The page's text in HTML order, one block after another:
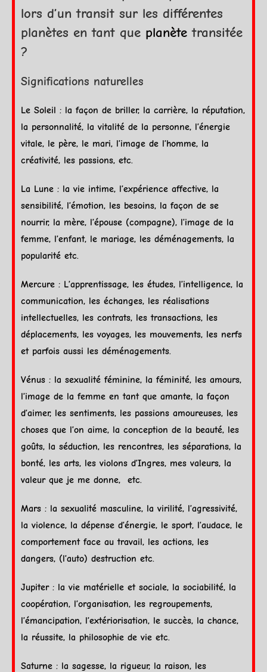
lors d’un transit sur les différentes
planètes en tant que planète transitée
?
Significations naturelles
Le Soleil : la façon de briller, la carrière, la réputation,
la personnalité, la vitalité de la personne, l’énergie
vitale, le père, le mari, l’image de l’homme, la
créativité, les passions, etc.
La Lune : la vie intime, l’expérience affective, la
sensibilité, l’émotion, les besoins, la façon de se
nourrir, la mère, l’épouse (compagne), l’image de la
femme, l’enfant, le mariage, les déménagements, la
popularité etc.
Mercure : L’apprentissage, les études, l’intelligence, la
communication, les échanges, les réalisations
intellectuelles, les contrats, les transactions, les
déplacements, les voyages, les mouvements, les nerfs
et parfois aussi les déménagements.
Vénus : la sexualité féminine, la féminité, les amours,
l’image de la femme en tant que amante, la façon
d’aimer, les sentiments, les passions amoureuses, les
choses que l’on aime, la conception de la beauté, les
goûts, la séduction, les rencontres, les séparations, la
bonté, les arts, les violons d’Ingres, mes valeurs, la
valeur que je me donne, etc.
Mars : la sexualité masculine, la virilité, l’agressivité,
la violence, la dépense d’énergie, le sport, l’audace, le
comportement face au travail, les actions, les
dangers, (l’auto) destruction etc.
Jupiter: la vie matérielle et sociale, la sociabilité, la
coopération, l’organisation, les regroupements,
l’émancipation, l’extériorisation, le succès, la chance,
la réussite, la philosophie de vie etc.
Saturne : la sagesse, la rigueur, la raison, les